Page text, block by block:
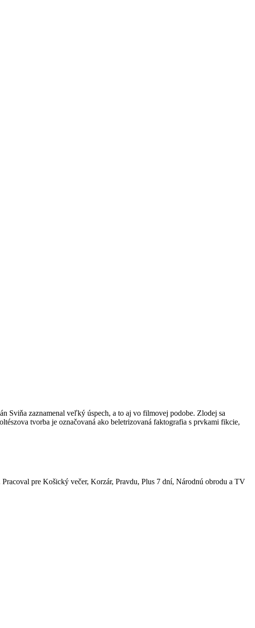
Sviňa zaznamenal veľký úspech, a to aj vo filmovej podobe. Zlodej sa
tvorba je označovaná ako beletrizovaná faktografia s prvkami fikcie,
pre Košický večer, Korzár, Pravdu, Plus 7 dní, Národnú obrodu a TV